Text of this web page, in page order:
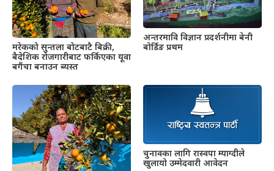
मरेकको सुन्तला बोटबाटै बिक्री,
बैदेशिक रोजगारीबाट फर्किएका यूवा
बगैंचा बनाउन ब्यस्त
अन्तरमावि विज्ञान प्रदर्शनीमा बेनी
बोर्डिङ प्रथम
चुनावका लागि रास्वपा म्याग्दीले
खुलायो उम्मेदवारी आवेदन